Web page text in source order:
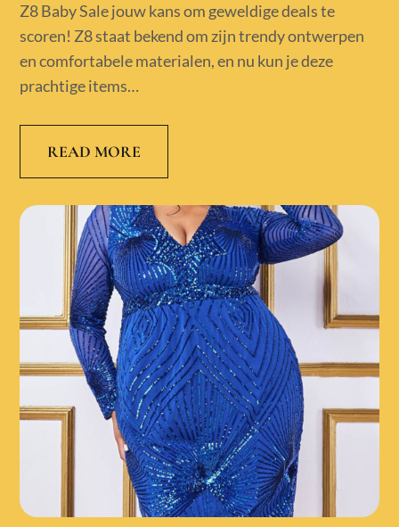
Z8 Baby Sale jouw kans om geweldige deals te
scoren! Z8 staat bekend om zijn trendy ontwerpen
en comfortabele materialen, en nu kun je deze
prachtige items…
READ MORE